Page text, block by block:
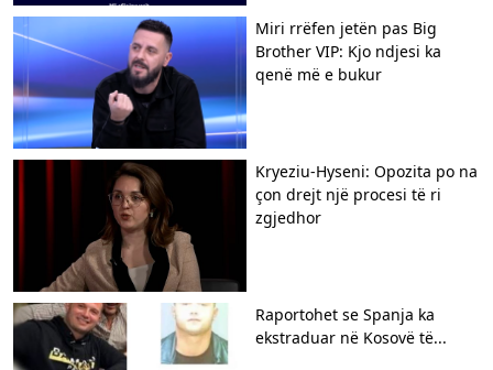
Miri rrëfen jetën pas Big
Brother VIP: Kjo ndjesi ka
qenë më e bukur
Kryeziu-Hyseni: Opozita po na
çon drejt një procesi të ri
zgjedhor
Raportohet se Spanja ka
ekstraduar në Kosovë të...